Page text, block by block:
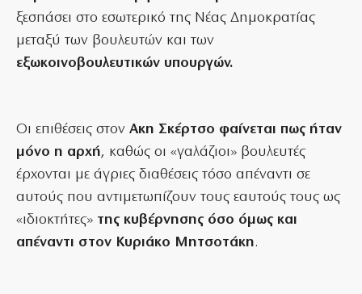
ξεσπάσει στο εσωτερικό της Νέας Δημοκρατίας
μεταξύ των βουλευτών και των
εξωκοινοβουλευτικών υπουργών.
Οι επιθέσεις στον Ακη Σκέρτσο φαίνεται πως ήταν
μόνο η αρχή, καθώς οι «γαλάζιοι» βουλευτές
έρχονται με άγριες διαθέσεις τόσο απέναντι σε
αυτούς που αντιμετωπίζουν τους εαυτούς τους ως
«ιδιοκτήτες» της κυβέρνησης όσο όμως και
απέναντι στον Κυριάκο Μητσοτάκη.